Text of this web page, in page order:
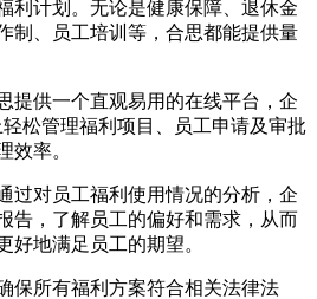
利计划。无论是健康保障、退休金
制、员工培训等，合思都能提供量
提供一个直观易用的在线平台，企
松管理福利项目、员工申请及审批
效率。
过对员工福利使用情况的分析，企
告，了解员工的偏好和需求，从而
好地满足员工的期望。
保所有福利方案符合相关法律法